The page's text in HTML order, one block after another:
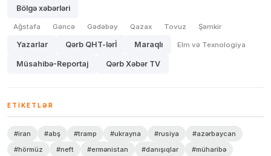
Bölgə xəbərləri
Ağstafa Gəncə Gədəbəy Qazax Tovuz Şəmkir
Yazarlar Qərb QHT-lərİ Maraqlı Elm və Texnologiya
Müsahibə-Reportaj Qərb Xəbər TV
ETIKETLƏR
#iran #abş #tramp #ukrayna #rusiya
#azərbaycan
#hörmüz
#neft #ermənistan #danışıqlar
#müharibə